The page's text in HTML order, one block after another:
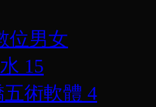
位男女
15
術軟體 4